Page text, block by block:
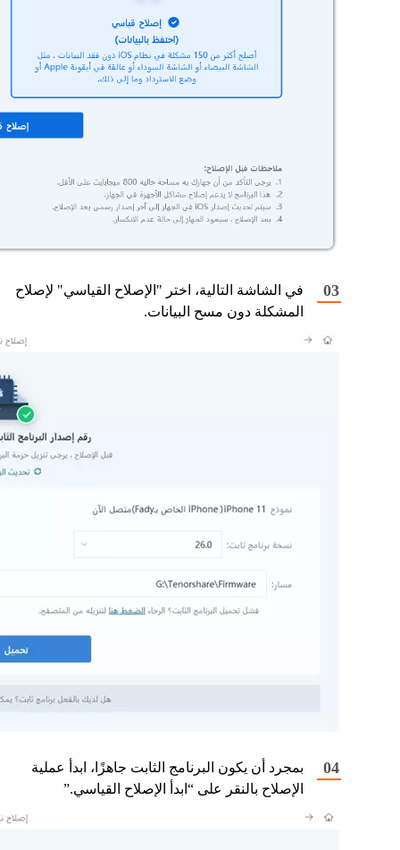
في الشاشة التالية، اختر "الإصلاح القياسي" لإصلاح
المشكلة دون مسح البيانات.
بمجرد أن يكون البرنامج الثابت جاهزًا، ابدأ عملية
الإصلاح بالنقر على “ابدأ الإصلاح القياسي.”